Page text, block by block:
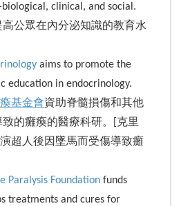
clinical, and social.
公眾在內分泌知識的教育水
aims to promote the
education in endocrinology.
基金會資助脊髓損傷和其他
的癱瘓的醫療科研。[克里
超人後因墜馬而受傷導致癱
Paralysis Foundation funds
treatments and cures for